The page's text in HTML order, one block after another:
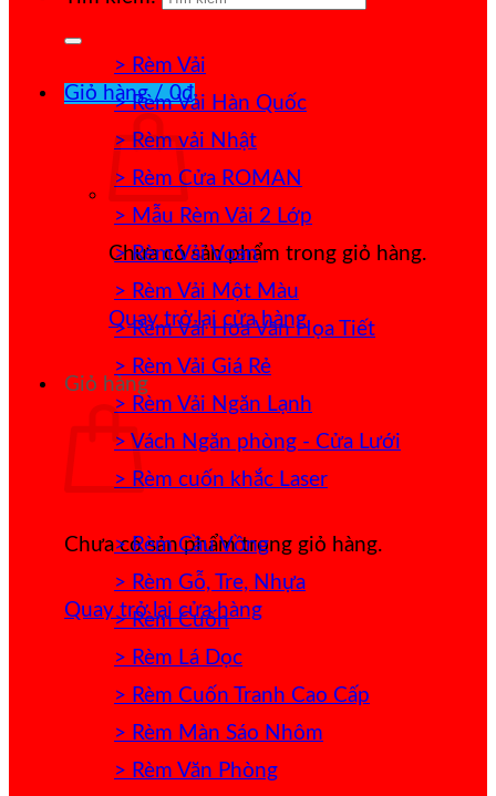
Giỏ hàng /0₫
Chưa có sản phẩm trong giỏ hàng.
Quay trở lại cửa hàng
Giỏ hàng
Chưa có sản phẩm trong giỏ hàng.
Quay trở lại cửa hàng
> Rèm Vải
> Rèm Vải Hàn Quốc
> Rèm vải Nhật
> Rèm Cửa ROMAN
> Mẫu Rèm Vải 2 Lớp
> Rèm Vải Voan
> Rèm Vải Một Màu
> Rèm Vải Hoa Văn Họa Tiết
> Rèm Vải Giá Rẻ
> Rèm Vải Ngăn Lạnh
> Vách Ngăn phòng - Cửa Lưới
> Rèm cuốn khắc Laser
> Rèm Cầu Vồng
> Rèm Gỗ, Tre, Nhựa
> Rèm Cuốn
> Rèm Lá Dọc
> Rèm Cuốn Tranh Cao Cấp
> Rèm Màn Sáo Nhôm
> Rèm Văn Phòng